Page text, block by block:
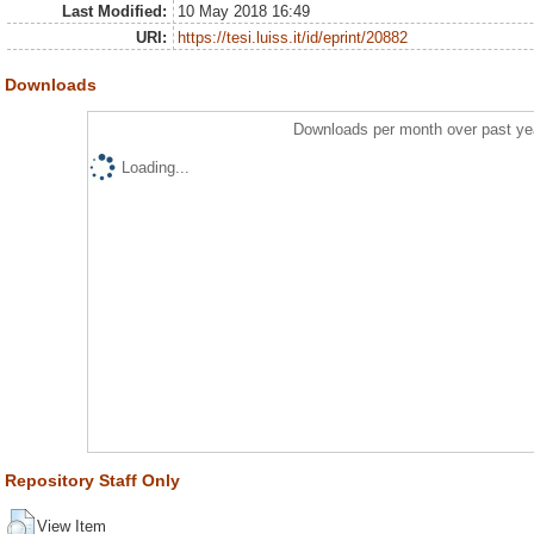
Last Modified:
10 May 2018 16:49
URI:
https://tesi.luiss.it/id/eprint/20882
Downloads
Downloads per month over past
Loading...
Repository Staff Only
View Item